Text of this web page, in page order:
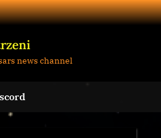
news channel